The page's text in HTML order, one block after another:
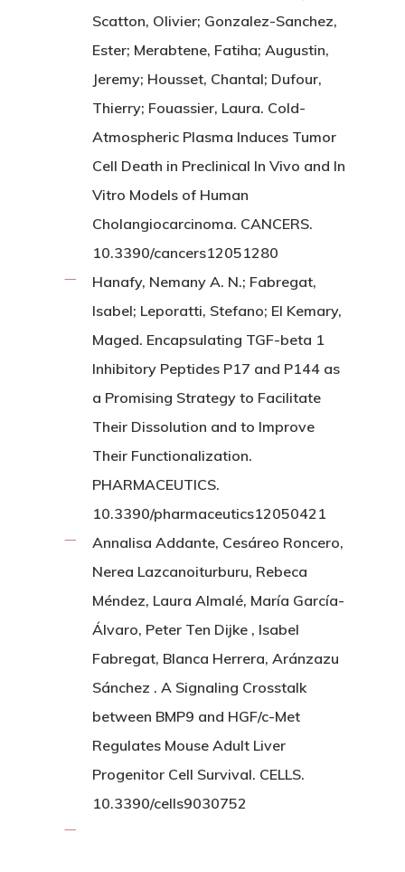
Scatton, Olivier; Gonzalez-Sanchez,
Ester; Merabtene, Fatiha; Augustin,
Jeremy; Housset, Chantal; Dufour,
Thierry; Fouassier, Laura. Cold-
Atmospheric Plasma Induces Tumor
Cell Death in Preclinical In Vivo and In
Vitro Models of Human
Cholangiocarcinoma. CANCERS.
10.3390/cancers12051280
Hanafy, Nemany A. N.; Fabregat,
Isabel; Leporatti, Stefano; El Kemary,
Maged. Encapsulating TGF-beta 1
Inhibitory Peptides P17 and P144 as
a Promising Strategy to Facilitate
Their Dissolution and to Improve
Their Functionalization.
PHARMACEUTICS.
10.3390/pharmaceutics12050421
Annalisa Addante, Cesáreo Roncero,
Nerea Lazcanoiturburu, Rebeca
Méndez, Laura Almalé, María García-
Álvaro, Peter Ten Dijke , Isabel
Fabregat, Blanca Herrera, Aránzazu
Sánchez . A Signaling Crosstalk
between BMP9 and HGF/c-Met
Regulates Mouse Adult Liver
Progenitor Cell Survival. CELLS.
10.3390/cells9030752